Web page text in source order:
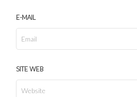
E-MAIL
SITE WEB